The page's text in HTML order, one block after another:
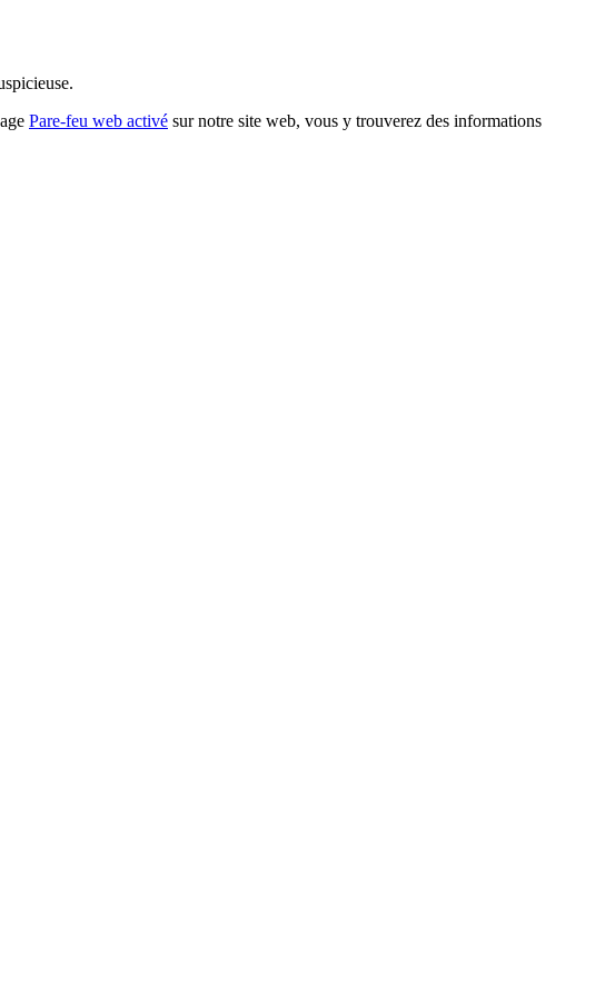
Pare-feu web activé sur notre site web, vous y trouverez des informations